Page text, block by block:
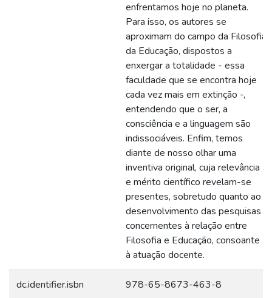
enfrentamos hoje no planeta.
Para isso, os autores se
aproximam do campo da Filosofia
da Educação, dispostos a
enxergar a totalidade - essa
faculdade que se encontra hoje
cada vez mais em extinção -,
entendendo que o ser, a
consciência e a linguagem são
indissociáveis. Enfim, temos
diante de nosso olhar uma
inventiva original, cuja relevância
e mérito científico revelam-se
presentes, sobretudo quanto ao
desenvolvimento das pesquisas
concernentes à relação entre
Filosofia e Educação, consoante
à atuação docente.
dc.identifier.isbn 978-65-8673-463-8